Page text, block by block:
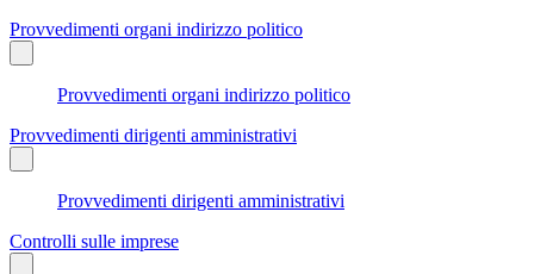
Provvedimenti organi indirizzo politico
Provvedimenti organi indirizzo politico
Provvedimenti dirigenti amministrativi
Provvedimenti dirigenti amministrativi
Controlli sulle imprese